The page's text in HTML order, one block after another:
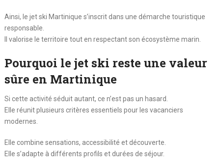
Ainsi, le jet ski Martinique s’inscrit dans une démarche touristique
responsable.
Il valorise le territoire tout en respectant son écosystème marin.
Pourquoi le jet ski reste une valeur
sûre en Martinique
Si cette activité séduit autant, ce n’est pas un hasard.
Elle réunit plusieurs critères essentiels pour les vacanciers
modernes.
Elle combine sensations, accessibilité et découverte.
Elle s’adapte à différents profils et durées de séjour.